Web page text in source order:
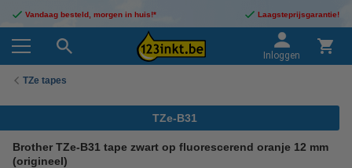
Vandaag besteld, morgen in huis!* Laagsteprijsgarantie!
Inloggen
TZe tapes
TZe-B31
Brother TZe-B31 tape zwart op fluorescerend oranje 12 mm
(origineel)